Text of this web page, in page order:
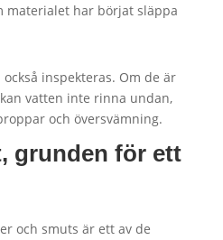
materialet har börjat släppa
inspekteras. Om de är
vatten inte rinna undan,
och översvämning.
grunden för ett
och smuts är ett av de